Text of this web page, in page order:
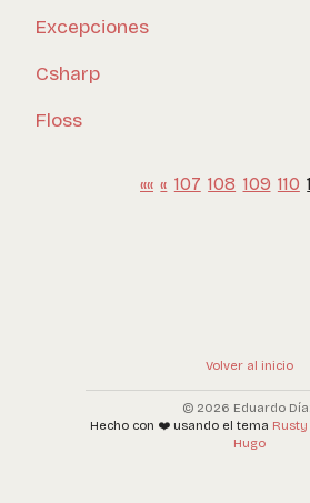
Excepciones
Csharp
Floss
«« « 107 108 109 110
Volver al inicio
© 2026 Eduardo
Hecho con ❤️ usando el tema
Hugo